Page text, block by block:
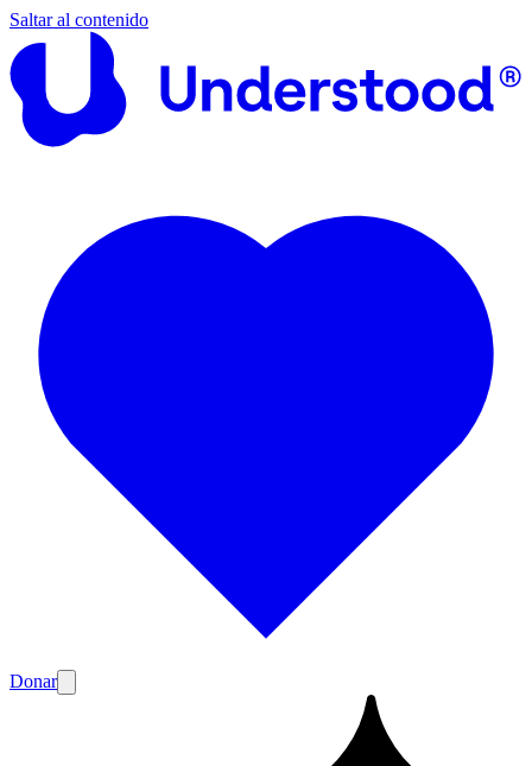
Saltar al contenido
Donar